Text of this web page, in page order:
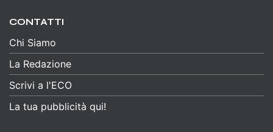
CONTATTI
Chi Siamo
La Redazione
Scrivi a l'ECO
La tua pubblicità qui!